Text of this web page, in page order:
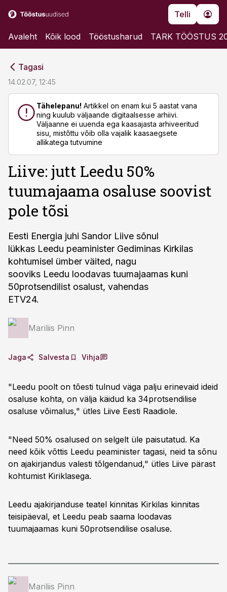
Telli
Avaleht Kõik lood Tööstusharud TARK TÖÖSTUS
Tagasi
14.02.07, 12:45
Tähelepanu! Artikkel on enam kui 5 aastat vana
ning kuulub väljaande digitaalsesse arhiivi.
Väljaanne ei uuenda ega kaasajasta arhiveeritud
sisu, mistõttu võib olla vajalik kaasaegsete
allikatega tutvumine
Liive: jutt Leedu 50%
tuumajaama osaluse soovist
pole tõsi
Eesti Energia juhi Sandor Liive sõnul
lükkas Leedu peaminister Gediminas Kirkilas
kohtumisel ümber väited, nagu
sooviks Leedu loodavas tuumajaamas kuni
50protsendilist osalust, vahendas
ETV24.
Mariliis Pinn
Jaga Salvesta Vihja
"Leedu poolt on tõesti tulnud väga palju erinevaid ideid
osaluse kohta, on välja käidud ka 34protsendilise
osaluse võimalus," ütles Liive Eesti Raadiole.
"Need 50% osalused on selgelt üle paisutatud. Ka
need kõik võttis Leedu peaminister tagasi, neid ta sõnu
on ajakirjandus valesti tõlgendanud," ütles Liive pärast
kohtumist Kiriklasega.
Leedu ajakirjanduse teatel kinnitas Kirkilas kinnitas
teisipäeval, et Leedu peab saama loodavas
tuumajaamas kuni 50protsendilise osaluse.
Mariliis Pinn